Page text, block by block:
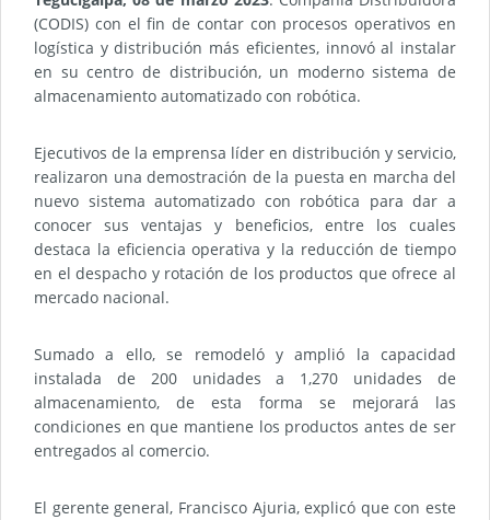
(CODIS) con el fin de contar con procesos operativos en
logística y distribución más eficientes, innovó al instalar
en su centro de distribución, un moderno sistema de
almacenamiento automatizado con robótica.
Ejecutivos de la emprensa líder en distribución y servicio,
realizaron una demostración de la puesta en marcha del
nuevo sistema automatizado con robótica para dar a
conocer sus ventajas y beneficios, entre los cuales
destaca la eficiencia operativa y la reducción de tiempo
en el despacho y rotación de los productos que ofrece al
mercado nacional.
Sumado a ello, se remodeló y amplió la capacidad
instalada de 200 unidades a 1,270 unidades de
almacenamiento, de esta forma se mejorará las
condiciones en que mantiene los productos antes de ser
entregados al comercio.
El gerente general, Francisco Ajuria, explicó que con este